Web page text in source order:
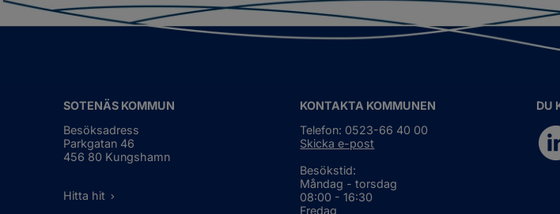
SOTENÄS KOMMUN
Besöksadress
Parkgatan 46
456 80 Kungshamn
Hitta hit
KONTAKTA KOMMUNEN
Telefon: 0523-66 40 00
Skicka e-post
Besökstid:
Måndag - torsdag
08:00 - 16:30
Fredag
DU